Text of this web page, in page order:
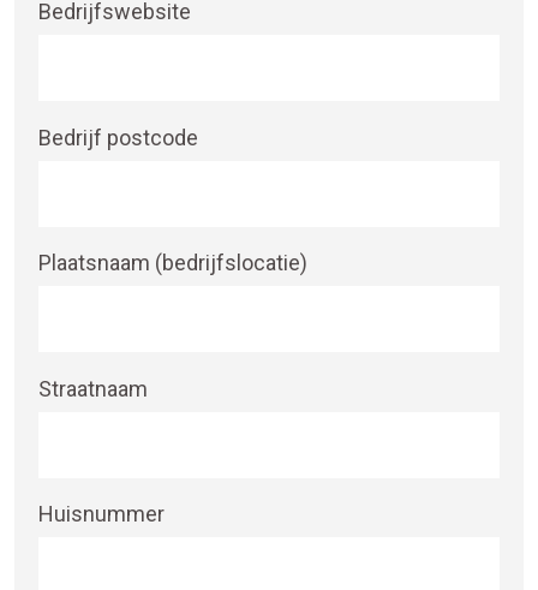
Bedrijfswebsite
Bedrijf postcode
Plaatsnaam (bedrijfslocatie)
Straatnaam
Huisnummer